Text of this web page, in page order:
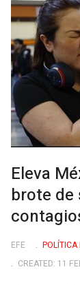
Eleva
brote de
EFE
POLÍ­TICA
CREATED: 11